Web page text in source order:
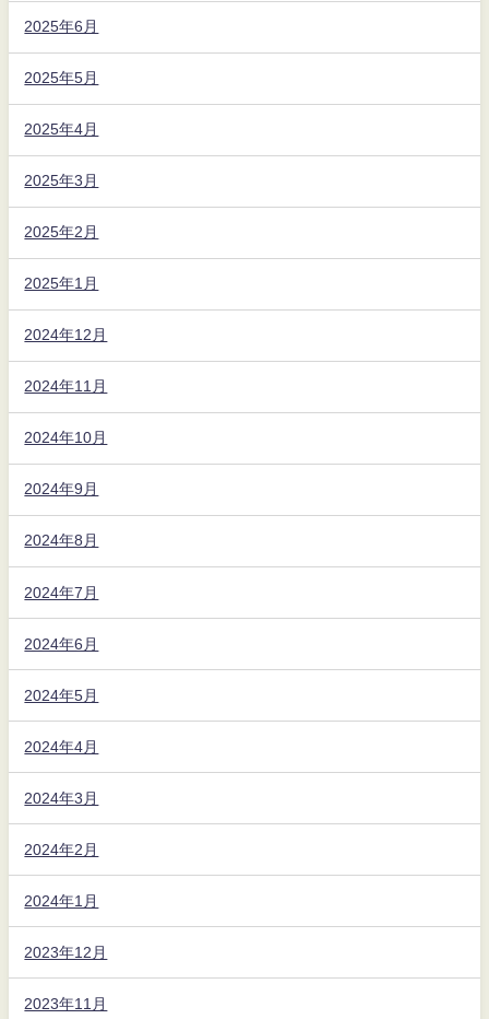
2025年6月
2025年5月
2025年4月
2025年3月
2025年2月
2025年1月
2024年12月
2024年11月
2024年10月
2024年9月
2024年8月
2024年7月
2024年6月
2024年5月
2024年4月
2024年3月
2024年2月
2024年1月
2023年12月
2023年11月